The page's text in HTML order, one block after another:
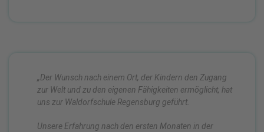
„Der Wunsch nach einem Ort, der Kindern den Zugang
zur Welt und zu den eigenen Fähigkeiten ermöglicht, hat
uns zur Waldorfschule Regensburg geführt.
Unsere Erfahrung nach den ersten Monaten in der